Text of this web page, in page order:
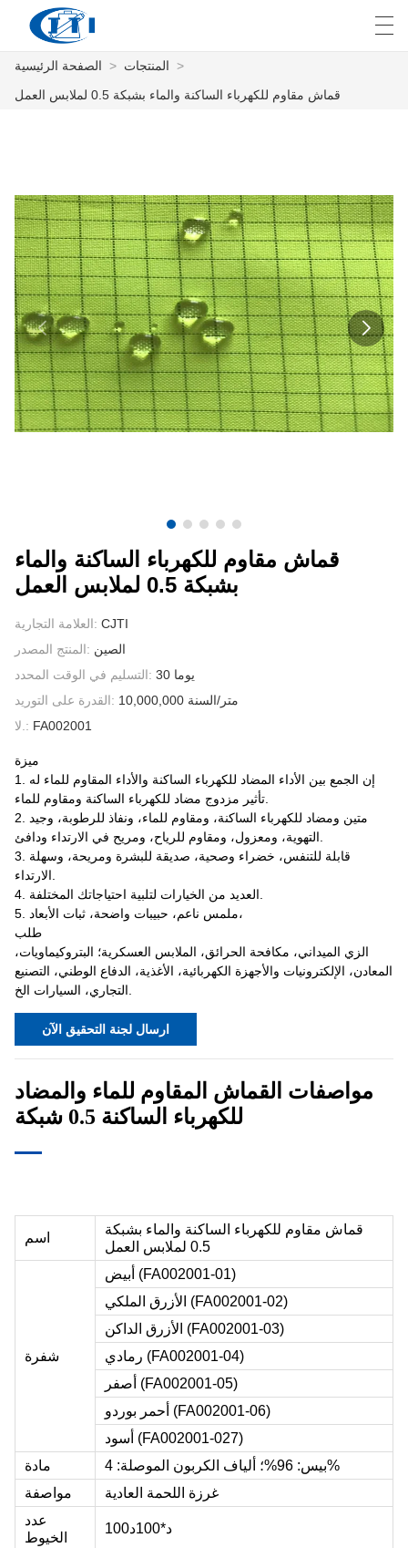
المنتجات
التخصيص
معلومات عنا
أخبار
صناعة
الاتصال بنا
العربية česky الصفحة الرئيسية > المنتجات >
قماش مقاوم للكهرباء الساكنة والماء بشبكة 0.5 لملابس العمل
قماش مقاوم للكهرباء الساكنة والماء
بشبكة 0.5 لملابس العمل
العلامة التجارية: CJTI
المنتج المصدر: الصين
التسليم في الوقت المحدد:
30 يوما
القدرة على التوريد:
10,000,000 متر/السنة
لا.: FA002001
ميزة
1. إن الجمع بين الأداء المضاد للكهرباء الساكنة والأداء المقاوم للماء له
2. متين ومضاد للكهرباء الساكنة، ومقاوم للماء، ونفاذ للرطوبة، وجيد
3. قابلة للتنفس، خضراء وصحية، صديقة للبشرة ومريحة، وسهلة
5. ملمس ناعم، حبيبات واضحة، ثبات الأبعاد،
طلب
الزي الميداني، مكافحة الحرائق، الملابس العسكرية؛ البتروكيماويات،
المعادن، الإلكترونيات والأجهزة الكهربائية، الأغذية، الدفاع الوطني، التصنيع
ارسال لجنة التحقيق الآن
مواصفات القماش المقاوم للماء والمضاد
للكهرباء الساكنة 0.5 شبكة
اسم
قماش مقاوم للكهرباء الساكنة والماء بشبكة
0.5 لملابس العمل
شفرة
أبيض (FA002001-01)
الأزرق الملكي (FA002001-02)
الأزرق الداكن (FA002001-03)
رمادي (FA002001-04)
أصفر (FA002001-05)
أحمر بوردو (FA002001-06)
أسود (FA002001-027)
مادة
بيس: 96%؛ ألياف الكربون الموصلة: 4%
مواصفة
غرزة اللحمة العادية
عدد
الخيوط
100د*100د